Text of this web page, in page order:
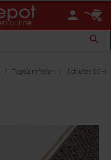
person
search
Tegelprofielen Schluter